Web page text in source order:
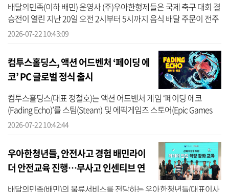
배달의민족(이하 배민) 운영사 (주)우아한형제들은 국제 축구 대회 결
승전이 열린 지난 20일 오전 2시부터 5시까지 음식 배달 주문이 전주
같은 요일·시간대 대비 39.2% 증가했다고 22일 밝혔다. 시간대별로
2026-07-22 10:43:09
컴투스홀딩스, 액션 어드벤처 ‘페이딩 에
코’ PC 글로벌 정식 출시
컴투스홀딩스(대표 정철호)는 액션 어드벤처 게임 ‘페이딩 에코
(Fading Echo)’를 스팀(Steam) 및 에픽게임즈 스토어(Epic Games
Store)에 정식 출시했다고 22일 밝혔다. ‘페이딩 에코’는 프랑스의 게
2026-07-22 10:42:44
우아한청년들, 안전사고 경험 배민라이
더 안전교육 진행…무사고 인센티브 연
계 운영
배달의민족(배민)의 물류서비스를 전담하는 우아한청년들(대표이사